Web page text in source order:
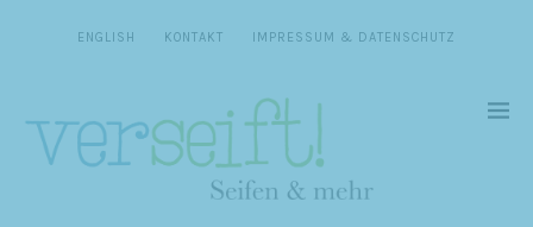
ENGLISH KONTAKT IMPRESSUM & DATENSCHUTZ